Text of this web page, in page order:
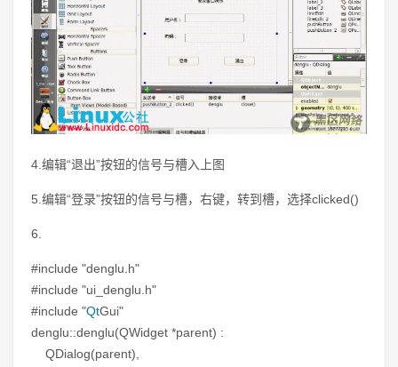
4.编辑“退出”按钮的信号与槽入上图
5.编辑“登录”按钮的信号与槽，右键，转到槽，选择clicked()
6.
#include "denglu.h"
#include "ui_denglu.h"
#include "QtGui"
denglu::denglu(QWidget *parent) :
QDialog(parent),